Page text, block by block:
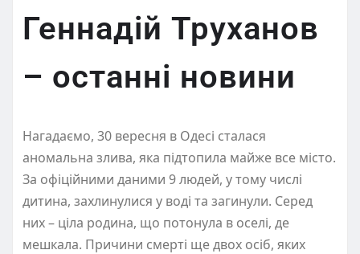
Геннадій Труханов
– останні новини
Нагадаємо, 30 вересня в Одесі сталася
аномальна злива, яка підтопила майже все місто.
За офіційними даними 9 людей, у тому числі
дитина, захлинулися у воді та загинули. Серед
них – ціла родина, що потонула в оселі, де
мешкала. Причини смерті ще двох осіб, яких